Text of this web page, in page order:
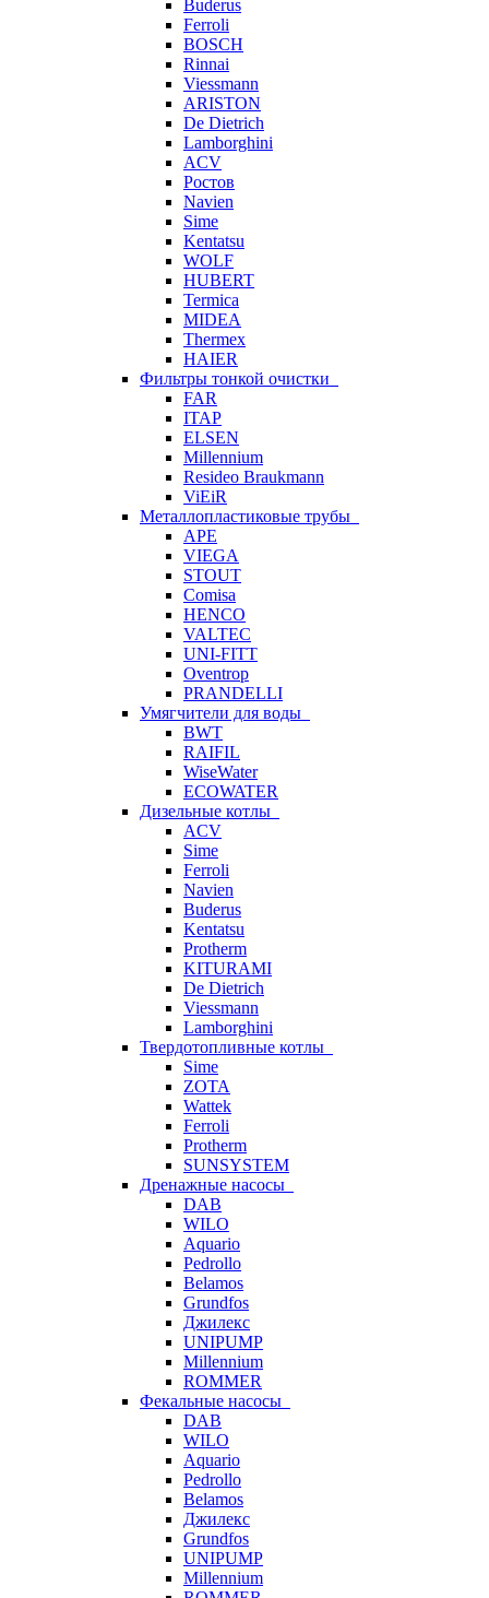
Buderus
Ferroli
BOSCH
Rinnai
Viessmann
ARISTON
De Dietrich
Lamborghini
ACV
Ростов
Navien
Sime
Kentatsu
WOLF
HUBERT
Termica
MIDEA
Thermex
HAIER
Фильтры тонкой очистки
FAR
ITAP
ELSEN
Millennium
Resideo Braukmann
ViEiR
Металлопластиковые трубы
APE
VIEGA
STOUT
Comisa
HENCO
VALTEC
UNI-FITT
Oventrop
PRANDELLI
Умягчители для воды
BWT
RAIFIL
WiseWater
ECOWATER
Дизельные котлы
ACV
Sime
Ferroli
Navien
Buderus
Kentatsu
Protherm
KITURAMI
De Dietrich
Viessmann
Lamborghini
Твердотопливные котлы
Sime
ZOTA
Wattek
Ferroli
Protherm
SUNSYSTEM
Дренажные насосы
DAB
WILO
Aquario
Pedrollo
Belamos
Grundfos
Джилекс
UNIPUMP
Millennium
ROMMER
Фекальные насосы
DAB
WILO
Aquario
Pedrollo
Belamos
Джилекс
Grundfos
UNIPUMP
Millennium